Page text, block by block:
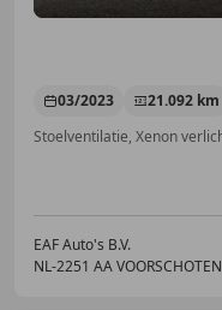
03/2023 21.092 km
EAF Auto's B.V.
NL-2251 AA VOORSCHOTEN